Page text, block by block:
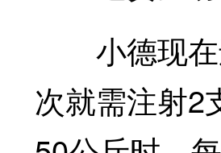
小德现在
次就需注射2